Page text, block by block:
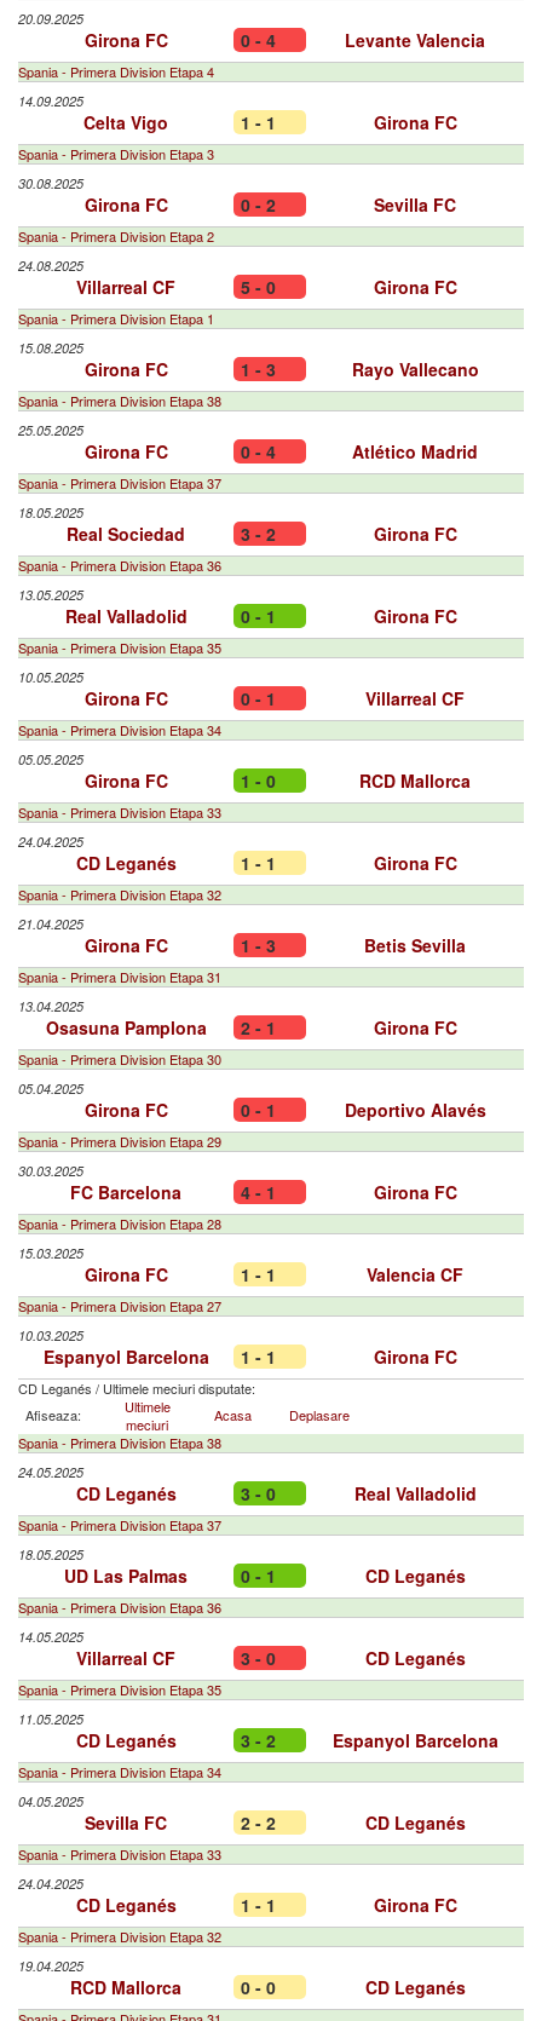
20.09.2025
Girona FC 0 - 4 Levante Valencia
Spania - Primera Division Etapa 4
14.09.2025
Celta Vigo 1 - 1 Girona FC
Spania - Primera Division Etapa 3
30.08.2025
Girona FC 0 - 2 Sevilla FC
Spania - Primera Division Etapa 2
24.08.2025
Villarreal CF 5 - 0 Girona FC
Spania - Primera Division Etapa 1
15.08.2025
Girona FC 1 - 3 Rayo Vallecano
Spania - Primera Division Etapa 38
25.05.2025
Girona FC 0 - 4 Atlético Madrid
Spania - Primera Division Etapa 37
18.05.2025
Real Sociedad 3 - 2 Girona FC
Spania - Primera Division Etapa 36
13.05.2025
Real Valladolid 0 - 1 Girona FC
Spania - Primera Division Etapa 35
10.05.2025
Girona FC 0 - 1 Villarreal CF
Spania - Primera Division Etapa 34
05.05.2025
Girona FC 1 - 0 RCD Mallorca
Spania - Primera Division Etapa 33
24.04.2025
CD Leganés 1 - 1 Girona FC
Spania - Primera Division Etapa 32
21.04.2025
Girona FC 1 - 3 Betis Sevilla
Spania - Primera Division Etapa 31
13.04.2025
Osasuna Pamplona 2 - 1 Girona FC
Spania - Primera Division Etapa 30
05.04.2025
Girona FC 0 - 1 Deportivo Alavés
Spania - Primera Division Etapa 29
30.03.2025
FC Barcelona 4 - 1 Girona FC
Spania - Primera Division Etapa 28
15.03.2025
Girona FC 1 - 1 Valencia CF
Spania - Primera Division Etapa 27
10.03.2025
Espanyol Barcelona 1 - 1 Girona FC
CD Leganés / Ultimele meciuri disputate:
Afiseaza:
Ultimele
meciuri
Acasa
Deplasare
Spania - Primera Division Etapa 38
24.05.2025
CD Leganés 3 - 0 Real Valladolid
Spania - Primera Division Etapa 37
18.05.2025
UD Las Palmas 0 - 1 CD Leganés
Spania - Primera Division Etapa 36
14.05.2025
Villarreal CF 3 - 0 CD Leganés
Spania - Primera Division Etapa 35
11.05.2025
CD Leganés 3 - 2 Espanyol Barcelona
Spania - Primera Division Etapa 34
04.05.2025
Sevilla FC 2 - 2 CD Leganés
Spania - Primera Division Etapa 33
24.04.2025
CD Leganés 1 - 1 Girona FC
Spania - Primera Division Etapa 32
19.04.2025
RCD Mallorca 0 - 0 CD Leganés